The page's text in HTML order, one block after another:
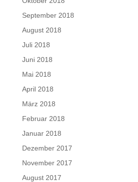
September 2018
August 2018
Juli 2018
Juni 2018
Mai 2018
April 2018
März 2018
Februar 2018
Januar 2018
Dezember 2017
November 2017
August 2017